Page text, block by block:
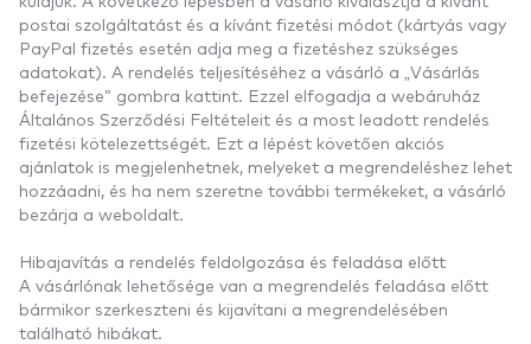
postai szolgáltatást és a kívánt fizetési módot (kártyás vagy
PayPal fizetés esetén adja meg a fizetéshez szükséges
adatokat). A rendelés teljesítéséhez a vásárló a „Vásárlás
befejezése” gombra kattint. Ezzel elfogadja a webáruház
Általános Szerződési Feltételeit és a most leadott rendelés
fizetési kötelezettségét. Ezt a lépést követően akciós
ajánlatok is megjelenhetnek, melyeket a megrendeléshez lehet
hozzáadni, és ha nem szeretne további termékeket, a vásárló
bezárja a weboldalt.
Hibajavítás a rendelés feldolgozása és feladása előtt
A vásárlónak lehetősége van a megrendelés feladása előtt
bármikor szerkeszteni és kijavítani a megrendelésében
található hibákat.